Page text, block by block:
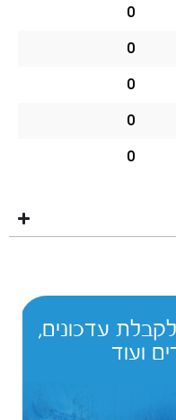
0
0
0
0
0
עדכונים,
ועוד